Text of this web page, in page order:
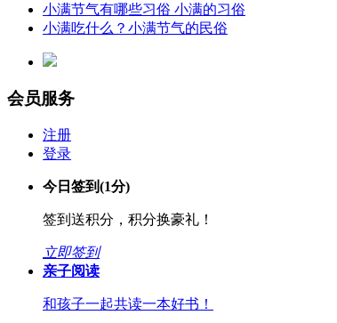
小满节气有哪些习俗 小满的习俗
小满吃什么？小满节气的民俗
会员服务
注册
登录
今日签到(1分)
签到送积分，积分换豪礼！
立即签到
亲子阅读
和孩子一起共读一本好书！